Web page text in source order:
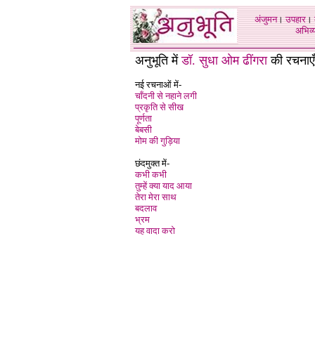
अंजुमन।उपहार।
अनुभूति मेंडॉ.सुधा ओम ढींगराकी
नई रचनाओं में-
चाँदनी से नहाने लगी
प्रकृति से सीख
पूर्णता
बेबसी
मोम की गुड़िया
छंदमुक्त में-
कभी कभी
तुम्हें क्या याद आया
तेरा मेरा साथ
बदलाव
भ्रम
यह वादा करो